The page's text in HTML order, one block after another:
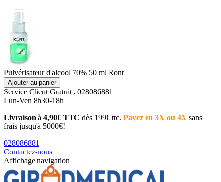
Pulvérisateur d'alcool 70% 50 ml Ront
Ajouter au panier
Service Client Gratuit : 028086881
Lun-Ven 8h30-18h
Livraison à 4,90€ TTC dès 199€ ttc. Payez en 3X ou 4X sans
frais jusqu'à 5000€!
028086881
Contactez-nous
Affichage navigation